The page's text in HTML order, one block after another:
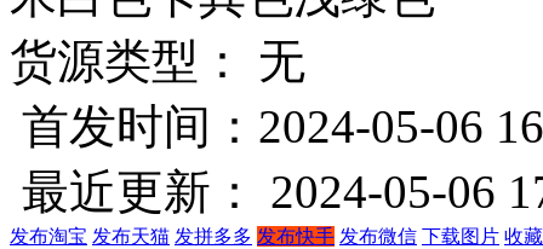
货源类型： 无
首发时间：2024-05-06
最近更新： 2024-05-06
发布淘宝 发布天猫 发拼多多 发布快手 发布微信 下载图片 收